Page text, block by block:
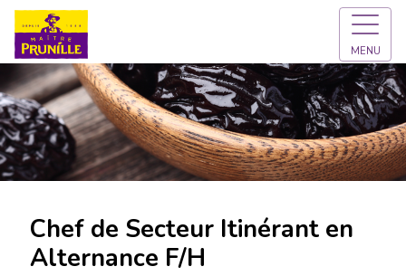
MENU
Chef de Secteur Itinérant en
Alternance F/H